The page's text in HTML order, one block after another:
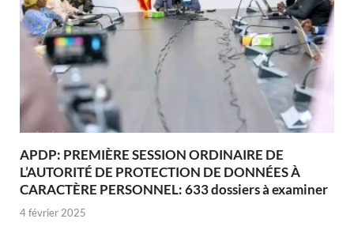
APDP: PREMIÈRE SESSION ORDINAIRE DE
L’AUTORITÉ DE PROTECTION DE DONNÉES À
CARACTÈRE PERSONNEL: 633 dossiers à examiner
4 février 2025